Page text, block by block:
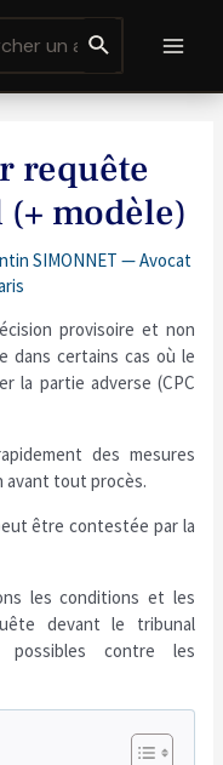
requête
modèle)
SIMONNET — Avocat
provisoire et non
dans certains cas où le
la partie adverse (CPC
des mesures
avant tout procès.
être contestée par la
les conditions et les
devant le tribunal
contre les